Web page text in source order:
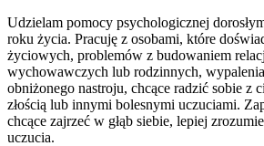
Udzielam pomocy psychologicznej
roku życia. Pracuję z osobami, które
życiowych, problemów z budowaniem
wychowawczych lub rodzinnych,
obniżonego nastroju, chcące radzić sobie z
złością lub innymi bolesnymi uczuciami.
chcące zajrzeć w głąb siebie, lepiej
uczucia.